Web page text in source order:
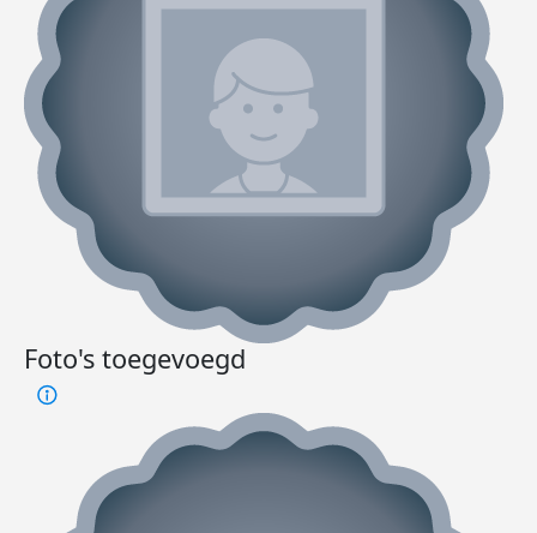
Foto's toegevoegd